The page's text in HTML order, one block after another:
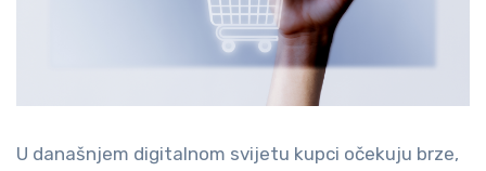
U današnjem digitalnom svijetu kupci očekuju brze,